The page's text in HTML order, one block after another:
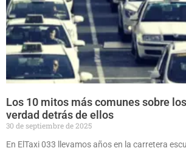
Los 10 mitos más comunes sobre
verdad detrás de ellos
30 de septiembre de 2025
En ElTaxi 033 llevamos años en la carretera